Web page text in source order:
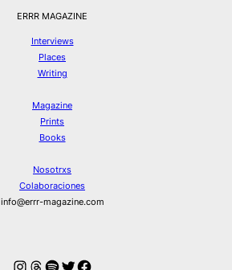
ERRR MAGAZINE
Interviews
Places
Writing
Magazine
Prints
Books
Nosotrxs
Colaboraciones
info@errr-magazine.com
Instagram
Hilos
Spotify
Twitter
Facebook